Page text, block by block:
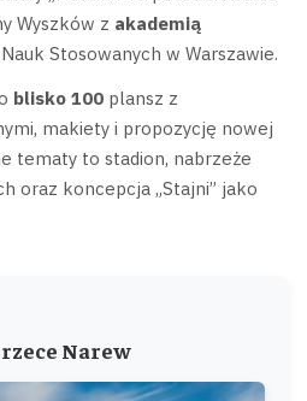
Wyszków z akademią
Nauk Stosowanych w Warszawie.
blisko 100 plansz z
makiety i propozycję nowej
tematy to stadion, nabrzeże
oraz koncepcja „Stajni” jako
Narew